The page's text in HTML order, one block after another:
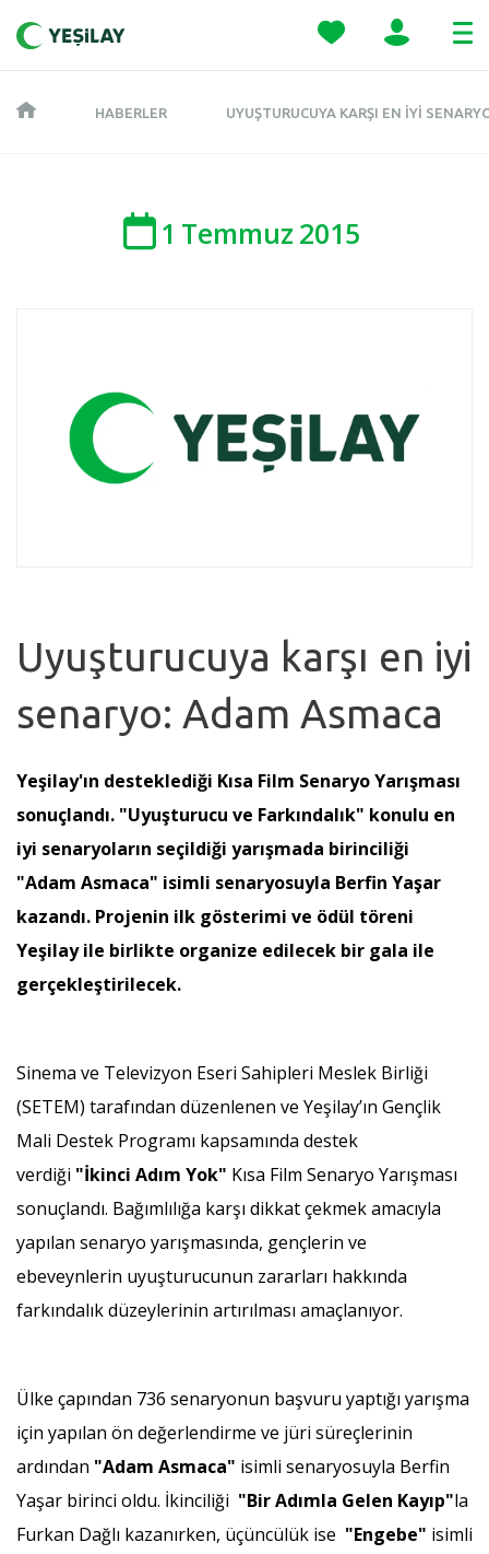
HABERLER UYUŞTURUCUYA KARŞI EN IYI
1 Temmuz 2015
Uyuşturucuya karşı en iyi
senaryo: Adam Asmaca
Yeşilay'ın desteklediği Kısa Film Senaryo Yarışması
sonuçlandı. "Uyuşturucu ve Farkındalık" konulu en
iyi senaryoların seçildiği yarışmada birinciliği
"Adam Asmaca" isimli senaryosuyla Berfin Yaşar
kazandı. Projenin ilk gösterimi ve ödül töreni
Yeşilay ile birlikte organize edilecek bir gala ile
gerçekleştirilecek.
Sinema ve Televizyon Eseri Sahipleri Meslek Birliği
(SETEM) tarafından düzenlenen ve Yeşilay’ın Gençlik
Mali Destek Programı kapsamında destek
verdiği "İkinci Adım Yok" Kısa Film Senaryo Yarışması
sonuçlandı. Bağımlılığa karşı dikkat çekmek amacıyla
yapılan senaryo yarışmasında, gençlerin ve
ebeveynlerin uyuşturucunun zararları hakkında
farkındalık düzeylerinin artırılması amaçlanıyor.
Ülke çapından 736 senaryonun başvuru yaptığı yarışma
için yapılan ön değerlendirme ve jüri süreçlerinin
ardından "Adam Asmaca" isimli senaryosuyla Berfin
Yaşar birinci oldu. İkinciliği "Bir Adımla Gelen Kayıp"la
Furkan Dağlı kazanırken, üçüncülük ise "Engebe" isimli